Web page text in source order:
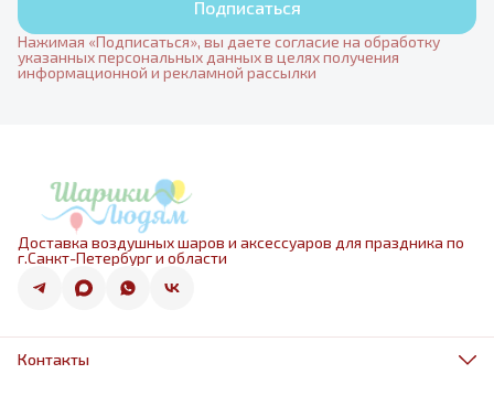
Подписаться
Нажимая «Подписаться», вы даете согласие на обработку
указанных персональных данных в целях получения
информационной и рекламной рассылки
Доставка воздушных шаров и аксессуаров для праздника по
г.Санкт-Петербург и области
Контакты